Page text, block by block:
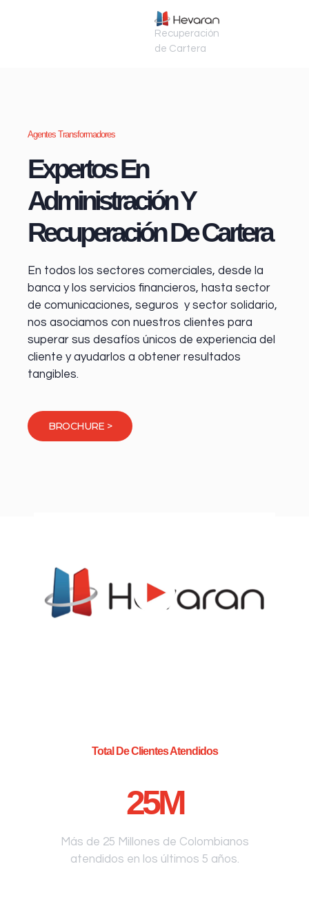
Recuperación
de Cartera
Agentes Transformadores
Expertos En
Administración Y
Recuperación De Cartera
En todos los sectores comerciales, desde la
banca y los servicios financieros, hasta sector
de comunicaciones, seguros y sector solidario,
nos asociamos con nuestros clientes para
superar sus desafíos únicos de experiencia del
cliente y ayudarlos a obtener resultados
tangibles.
BROCHURE >
Total De Clientes Atendidos
25M
Más de 25 Millones de Colombianos
atendidos en los últimos 5 años.